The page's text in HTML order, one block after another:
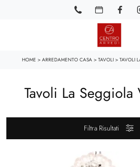
HOME > ARREDAMENTO CASA > TAVOLI > TAVOLI
Tavoli La Seggiola
Filtra Risultati